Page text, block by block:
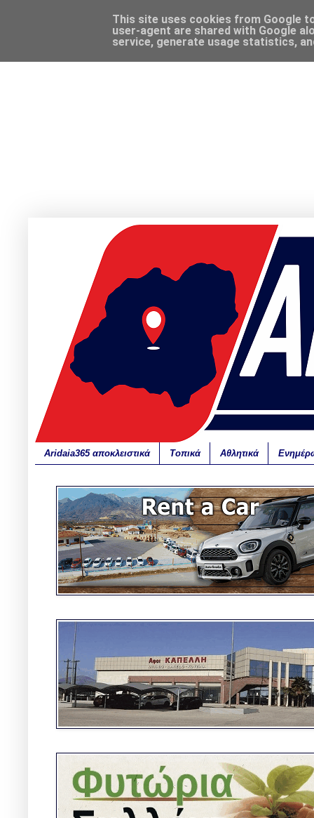
Aridaia365 αποκλειστικά Τοπικά Αθλητικά
This site uses cookies from Google
user-agent are shared with Google
service, generate usage statistics,